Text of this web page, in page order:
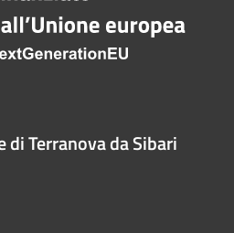
di Terranova da Sibari